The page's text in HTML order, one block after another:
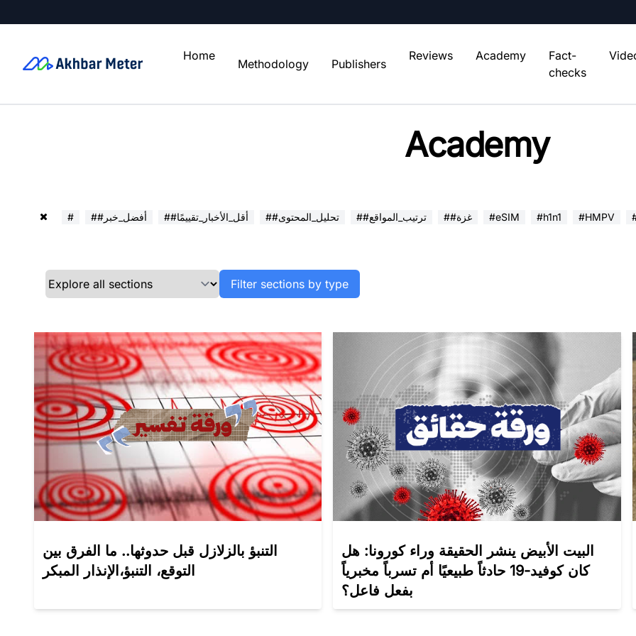
Home
Methodology Publishers
Reviews Academy
Fact-
checks
Academy
# ##أفضل_خبر ##أقل_الأخبار_تقييمًا ##تحليل_المحتوى ##ترتيب_المواقع ##غزة #eSIM #h1n1 #HMPV
Filter sections by type
التنبؤ بالزلازل قبل حدوثها.. ما الفرق بين
التوقع، التنبؤ،الإنذار المبكر
البيت الأبيض ينشر الحقيقة وراء كورونا: هل
كان كوفيد-19 حادثاً طبيعيًا أم تسرباً مخبرياً
بفعل فاعل؟